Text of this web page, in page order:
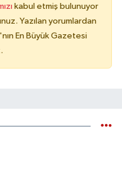
kabul etmiş bulunuyor
Yazılan yorumlardan
En Büyük Gazetesi